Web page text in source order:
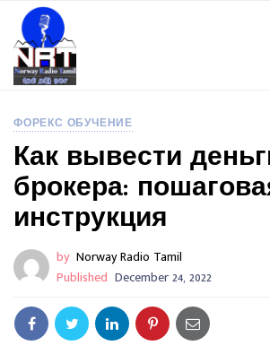
ФОРЕКС ОБУЧЕНИЕ
Как вывести
брокера:
инструкция
by Norway Radio Tamil
Published December 24, 2022